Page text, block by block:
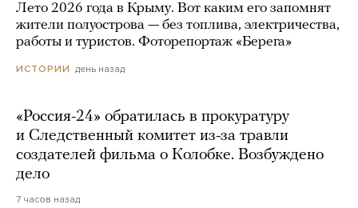
Лето 2026 года в Крыму. Вот каким его запомнят
жители полуострова — без топлива, электричества,
работы и туристов. Фоторепортаж «Берега»
ИСТОРИИ день назад
«Россия-24» обратилась в прокуратуру
и Следственный комитет из-за травли
создателей фильма о Колобке. Возбуждено
дело
7 часов назад